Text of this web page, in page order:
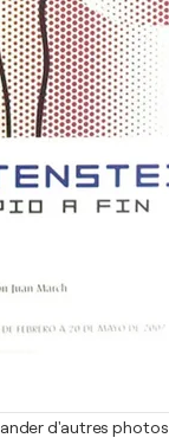
d'autres photos